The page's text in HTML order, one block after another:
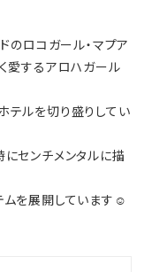
のロコガール・マプア
愛するアロハガール
テルを切り盛りしてい
にセンチメンタルに描
ムを展開しています☺️